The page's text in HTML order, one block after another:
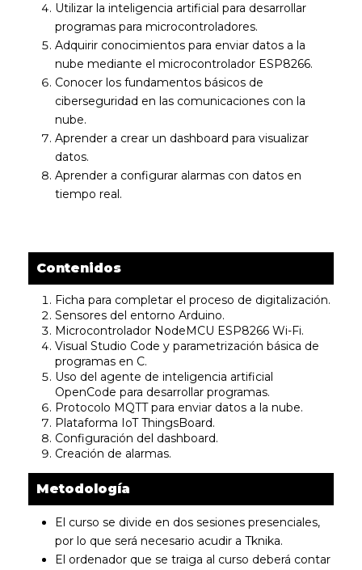
Utilizar la inteligencia artificial para desarrollar
programas para microcontroladores.
Adquirir conocimientos para enviar datos a la
nube mediante el microcontrolador ESP8266.
Conocer los fundamentos básicos de
ciberseguridad en las comunicaciones con la
nube.
Aprender a crear un dashboard para visualizar
datos.
Aprender a configurar alarmas con datos en
tiempo real.
Contenidos
Ficha para completar el proceso de digitalización.
Sensores del entorno Arduino.
Microcontrolador NodeMCU ESP8266 Wi-Fi.
Visual Studio Code y parametrización básica de
programas en C.
Uso del agente de inteligencia artificial
OpenCode para desarrollar programas.
Protocolo MQTT para enviar datos a la nube.
Plataforma IoT ThingsBoard.
Configuración del dashboard.
Creación de alarmas.
Metodología
El curso se divide en dos sesiones presenciales,
por lo que será necesario acudir a Tknika.
El ordenador que se traiga al curso deberá contar